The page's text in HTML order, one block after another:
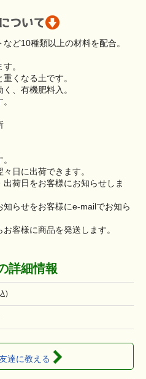
ど10種類以上の材料を配合。
。
くなる土です。
、有機肥料入。
日に出荷できます。
荷日をお客様にお知らせしま
らせをお客様にe-mailでお知ら
客様に商品を発送します。
詳細情報
)
達に教える